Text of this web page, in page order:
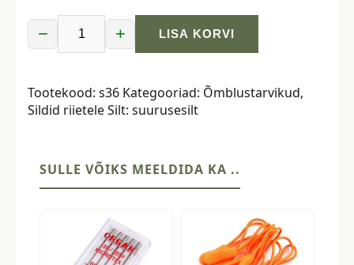
−
Õmmeldav
suurusesilt,
tk,
suurus
+ LISA KORVI
Tootekood: s36 Kategooriad: Õmblustarvikud,
Sildid riieteleSilt: suurusesilt
SULLE VÕIKS MEELDIDA KA ..